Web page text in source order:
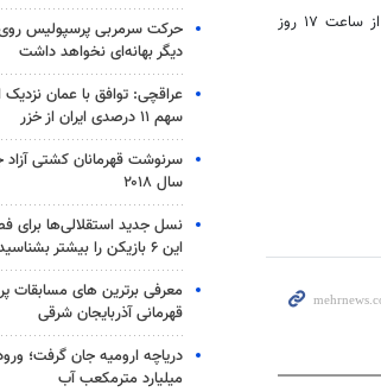
این مراسم، با اجرای مژده لواسانی، و با حضور داوران، مربیان و نویسندگان برتر مسابقه خودنویس، از ساعت ۱۷ روز
حرکت سرمربی پرسپولیس روی
دیگر بهانه‌ای نخواهد داشت
عراقچی: توافق با عمان
سهم ۱۱ درصدی ایران از خزر
سرنوشت قهرمانان کشتی آزاد
سال ۲۰۱۸
نسل جدید استقلالی‌ها برای
این ۶ بازیکن را بیشتر بشناسید
معرفی برترین های مسابقات
قهرمانی آذربایجان شرقی
میلیارد مترمکعب آب